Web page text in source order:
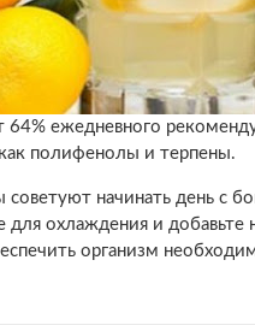
ежедневного
полифенолы и терпены.
советуют начинать день с
для охлаждения и
организм